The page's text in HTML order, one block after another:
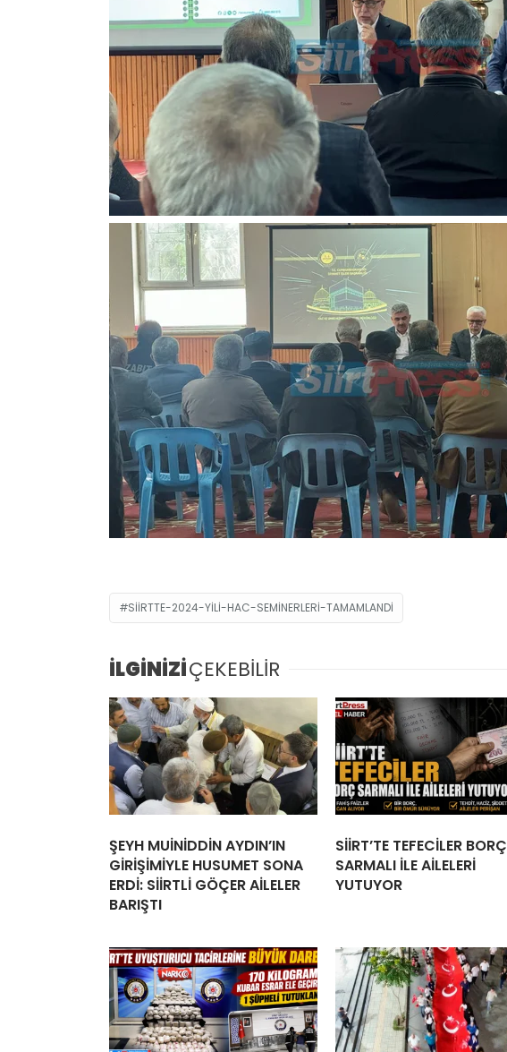
SIIRTTE-2024-YILI-HAC-SEMINERLERI-TAMAMLANDI
İLGİNİZİÇEKEBİLİR
ŞEYH MUİNİDDİN AYDIN’IN
GİRİŞİMİYLE HUSUMET SONA
ERDİ: SİİRTLİ GÖÇER AİLELER
BARIŞTI
SİİRT’TE TEFECİLER BORÇ
SARMALI İLE AİLELERİ
YUTUYOR